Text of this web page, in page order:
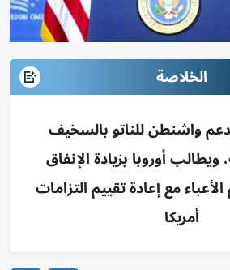
الخلاصة
واشنطن للناتو بالسخيف
ويطالب أوروبا بزيادة الإنفاق
مع إعادة تقييم التزامات
أمريكا